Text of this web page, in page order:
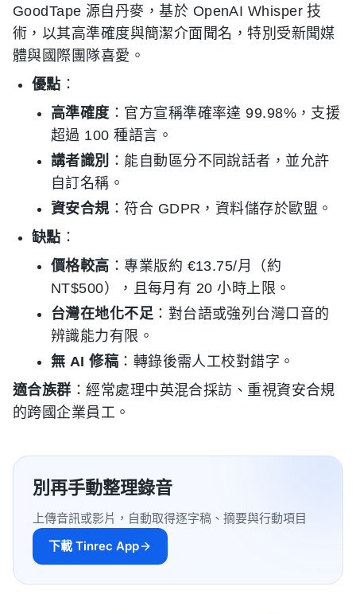
GoodTape 源自丹麥，基於 OpenAI Whisper 技
術，以其高準確度與簡潔介面聞名，特別受新聞媒
體與國際團隊喜愛。
優點 ：
高準確度 ：官方宣稱準確率達 99.98%，支援
超過 100 種語言。
講者識別
：能自動區分不同說話者，並允許
自訂名稱。
資安合規 ：符合 GDPR，資料儲存於歐盟。
缺點 ：
價格較高 ：專業版約 €13.75/月（約
NT$500），且每月有 20 小時上限。
台灣在地化不足：對台語或強列台灣口音的
辨識能力有限。
無 AI 修稿 ：轉錄後需人工校對錯字。
適合族群 ：經常處理中英混合採訪、重視資安合規
的跨國企業員工。
別再手動整理錄音
上傳音訊或影片，自動取得逐字稿、摘要與行動項目
下載 Tinrec App